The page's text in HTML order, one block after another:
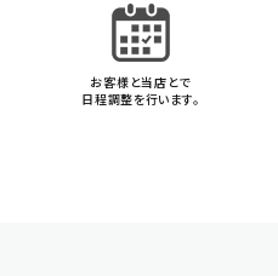
お客様と当店とで
日程調整を行います。